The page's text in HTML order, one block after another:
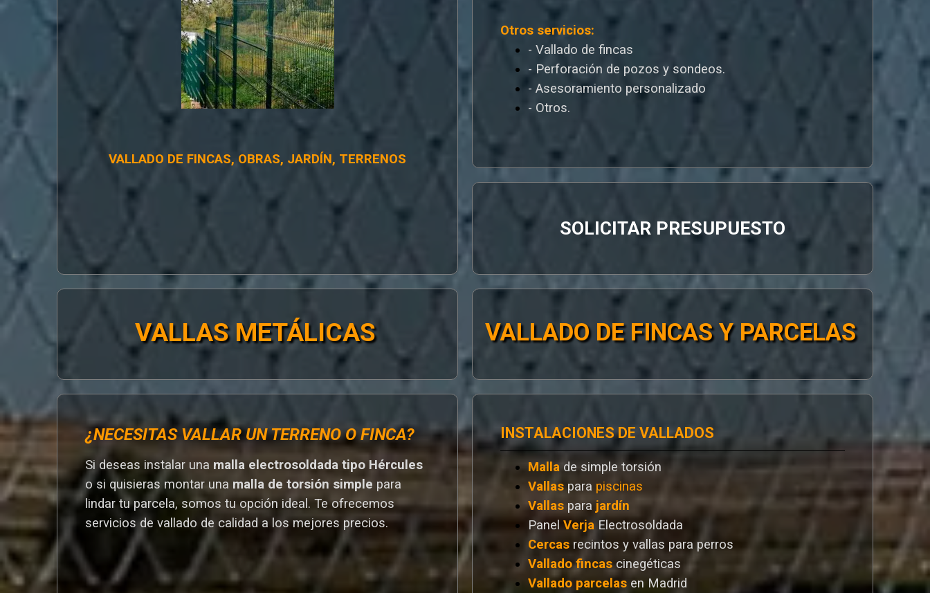
VALLADO DE FINCAS, OBRAS, JARDÍN, TERRENOS
Otros servicios:
- Vallado de fincas
- Perforación de pozos y sondeos.
- Asesoramiento personalizado
- Otros.
SOLICITAR PRESUPUESTO
VALLADO DE FINCAS Y PARCELAS
INSTALACIONES DE VALLADOS
Mallade simple torsión
Vallas para piscinas
Vallas para jardín
Panel Verja Electrosoldada
Cercas recintos y vallas para perros
Valladofincas cinegéticas
Vallado parcelas en Madrid
VALLAS METÁLICAS
¿NECESITAS VALLAR UN TERRENO O FINCA?
Si deseas instalar una malla electrosoldada tipo Hércules
o si quisieras montar una malla de torsión simple para
lindar tu parcela, somos tu opción ideal. Te ofrecemos
servicios de vallado de calidad a los mejores precios.